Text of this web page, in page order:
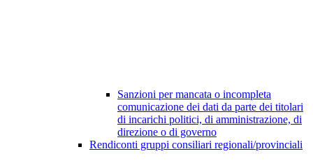
Sanzioni per mancata o incompleta
comunicazione dei dati da parte dei titolari
di incarichi politici, di amministrazione, di
direzione o di governo
Rendiconti gruppi consiliari regionali/provinciali